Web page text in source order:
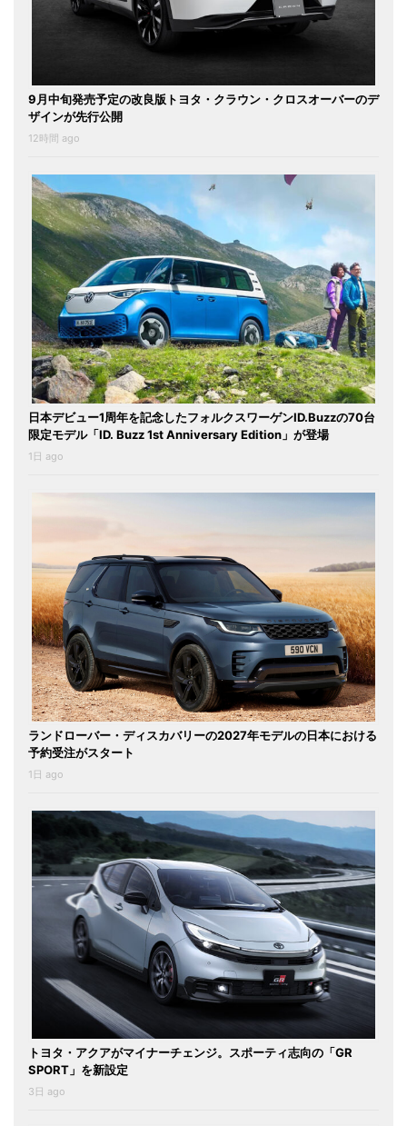
9月中旬発売予定の改良版トヨタ・クラウン・クロスオーバーのデ
ザインが先行公開
12時間 ago
日本デビュー1周年を記念したフォルクスワーゲンID.Buzzの70台
限定モデル「ID. Buzz 1st Anniversary Edition」が登場
1日 ago
ランドローバー・ディスカバリーの2027年モデルの日本における
予約受注がスタート
1日 ago
トヨタ・アクアがマイナーチェンジ。スポーティ志向の「GR
SPORT」を新設定
3日 ago